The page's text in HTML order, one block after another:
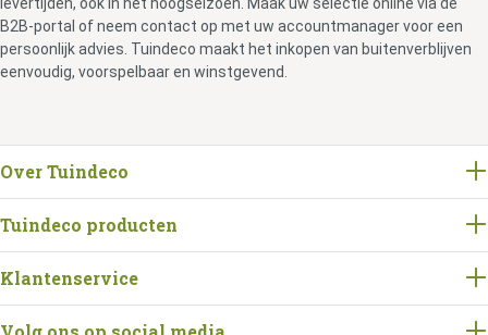
levertijden, ook in het hoogseizoen. Maak uw selectie online via de
B2B-portal of neem contact op met uw accountmanager voor een
persoonlijk advies. Tuindeco maakt het inkopen van buitenverblijven
eenvoudig, voorspelbaar en winstgevend.
Over Tuindeco
Tuindeco producten
Klantenservice